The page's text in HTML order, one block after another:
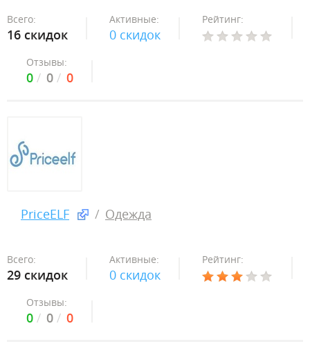
Всего:
16 скидок
Активные:
0 скидок
Рейтинг:
Отзывы:
0 0 0
PriceELF Одежда
Всего:
29 скидок
Активные:
0 скидок
Рейтинг:
Отзывы:
0 0 0